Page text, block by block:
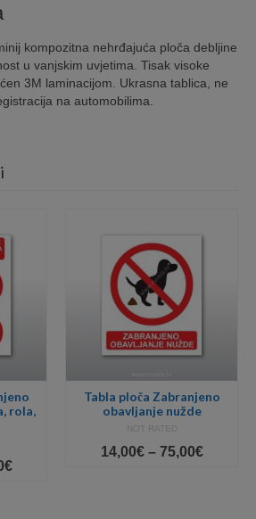
kompozitna nehrđajuća ploča debljine
u vanjskim uvjetima. Tisak visoke
3M laminacijom. Ukrasna tablica, ne
na automobilima.
rola,
€Price
Tabla ploča Zabranjeno
obavljanje nužde
NOT RATED
14,00€ – 75,00€Price